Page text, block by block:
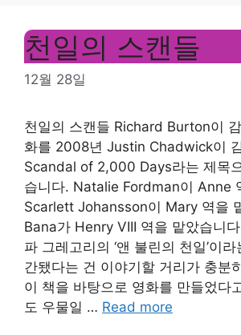
천일의 스캔들
12월 28일
천일의 스캔들 Richard Burton이
화를 2008년 Justin Chadwick이
Scandal of 2,000 Days라는 제목
습니다. Natalie Fordman이 Anne
Scarlett Johansson이 Mary 역을
Bana가 Henry VIII 역을 맡았습니
파 그레고리의 ‘앤 불린의 천일’이
간됐다는 건 이야기할 거리가 충분
이 책을 바탕으로 영화를 만들었다
도 우물일 … Read more